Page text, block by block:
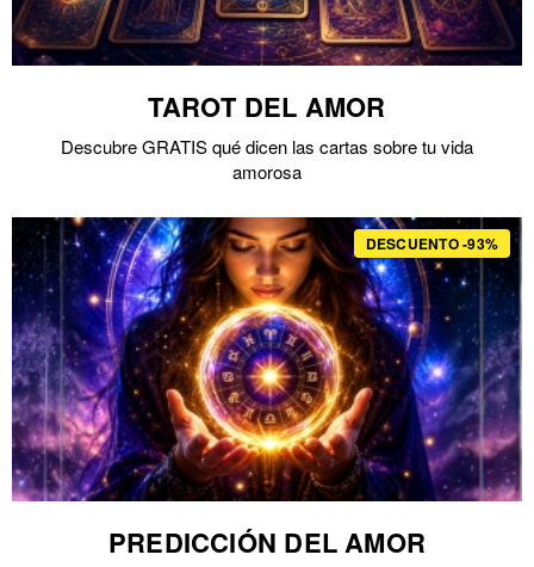
TAROT DEL AMOR
Descubre GRATIS qué dicen las cartas sobre tu vida
amorosa
DESCUENTO -93%
PREDICCIÓN DEL AMOR